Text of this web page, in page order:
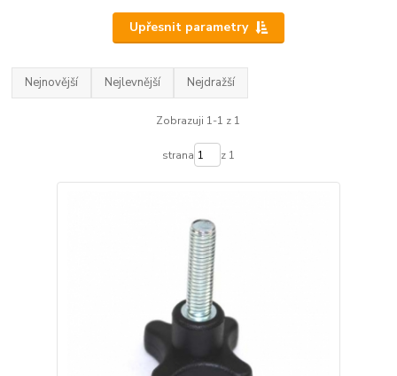
Upřesnit parametry
Nejnovější Nejlevnější Nejdražší
Zobrazuji 1-1 z 1
strana z 1